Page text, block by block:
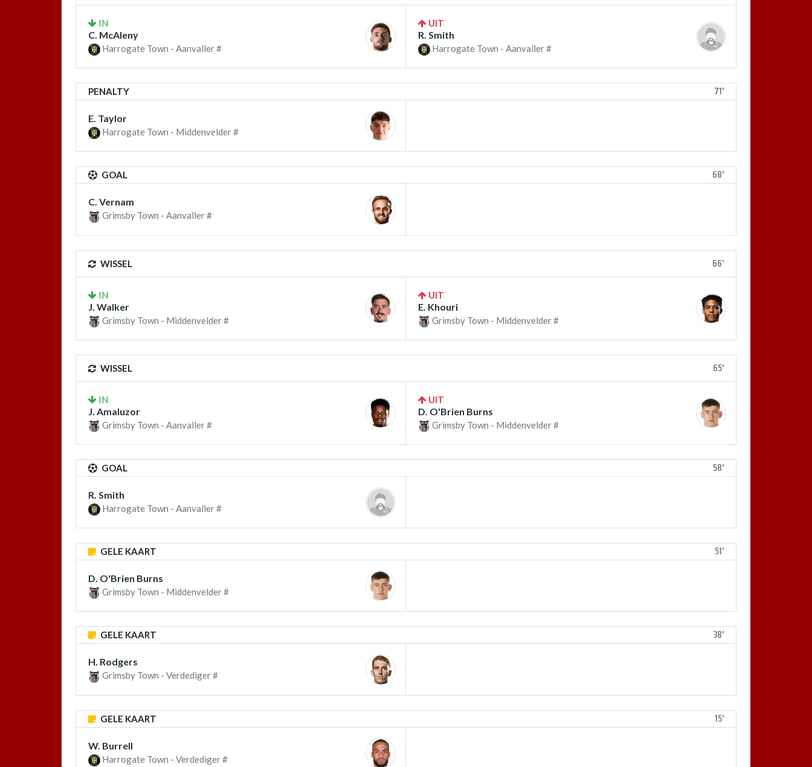
IN
C. McAleny
Harrogate Town - Aanvaller #
UIT
R. Smith
Harrogate Town - Aanvaller #
PENALTY 71'
E. Taylor
Harrogate Town - Middenvelder #
GOAL 68'
C. Vernam
Grimsby Town - Aanvaller #
WISSEL 66'
IN
J. Walker
Grimsby Town - Middenvelder #
UIT
E. Khouri
Grimsby Town - Middenvelder #
WISSEL 65'
IN
J. Amaluzor
Grimsby Town - Aanvaller #
UIT
D. O'Brien Burns
Grimsby Town - Middenvelder #
GOAL 58'
R. Smith
Harrogate Town - Aanvaller #
GELE KAART 51'
D. O'Brien Burns
Grimsby Town - Middenvelder #
GELE KAART 38'
H. Rodgers
Grimsby Town - Verdediger #
GELE KAART 15'
W. Burrell
Harrogate Town - Verdediger #